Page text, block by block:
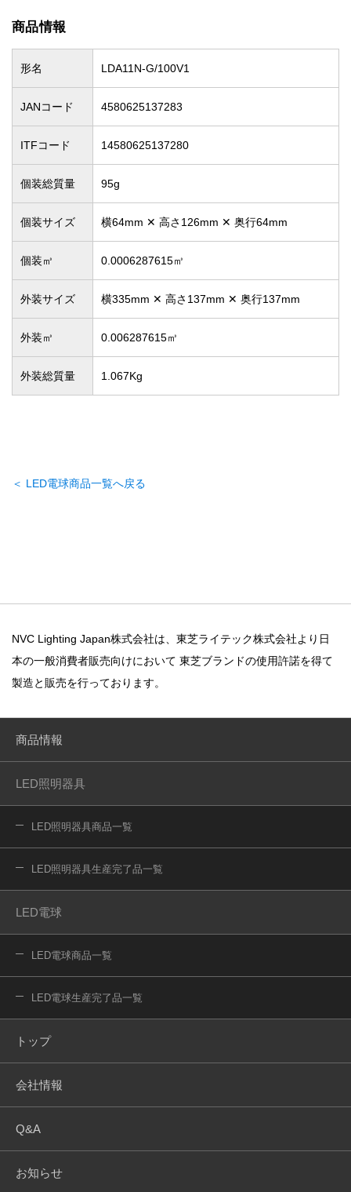
商品情報
形名 LDA11N-G/100V1
JANコード 4580625137283
ITFコード 14580625137280
個装総質量 95g
個装サイズ 横64mm ✕ 高さ126mm ✕ 奥行64mm
個装㎥ 0.0006287615㎥
外装サイズ 横335mm ✕ 高さ137mm ✕ 奥行137mm
外装㎥ 0.006287615㎥
外装総質量 1.067Kg
＜ LED電球商品一覧へ戻る
NVC Lighting Japan株式会社は、東芝ライテック株式会社より日
本の一般消費者販売向けにおいて 東芝ブランドの使用許諾を得て
製造と販売を行っております。
商品情報
LED照明器具
LED照明器具商品一覧
LED照明器具生産完了品一覧
LED電球
LED電球商品一覧
LED電球生産完了品一覧
トップ
会社情報
Q&A
お知らせ